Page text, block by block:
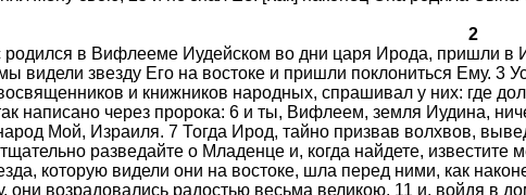
2
родился в Вифлееме Иудейском во дни царя Ирода, пришли в
видели звезду Его на востоке и пришли поклониться Ему.
и книжников народных, спрашивал у них: где
написано через пророка: 6 и ты, Вифлеем, земля Иудина,
Мой, Израиля. 7 Тогда Ирод, тайно призвав волхвов,
разведайте о Младенце и, когда найдете,
которую видели они на востоке, шла перед ними, как
они возрадовались радостью весьма великою, 11 и, войдя в